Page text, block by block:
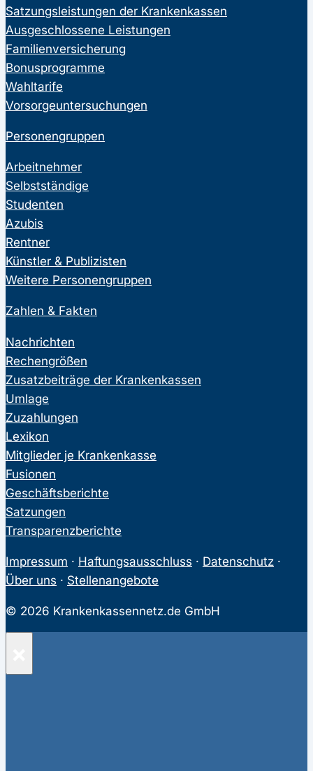
Satzungsleistungen der Krankenkassen
Ausgeschlossene Leistungen
Familienversicherung
Bonusprogramme
Wahltarife
Vorsorgeuntersuchungen
Personengruppen
Arbeitnehmer
Selbstständige
Studenten
Azubis
Rentner
Künstler & Publizisten
Weitere Personengruppen
Zahlen & Fakten
Nachrichten
Rechengrößen
Zusatzbeiträge der Krankenkassen
Umlage
Zuzahlungen
Lexikon
Mitglieder je Krankenkasse
Fusionen
Geschäftsberichte
Satzungen
Transparenzberichte
Impressum · Haftungsausschluss · Datenschutz ·
Über uns · Stellenangebote
© 2026 Krankenkassennetz.de GmbH